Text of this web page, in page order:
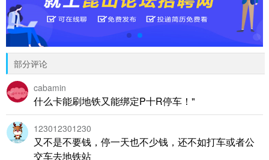
部分评论
cabamin
什么卡能刷地铁又能绑定P十R停车！"
123012301230
又不是不要钱，停一天也不少钱，还不如打车或者公
交车去地铁站